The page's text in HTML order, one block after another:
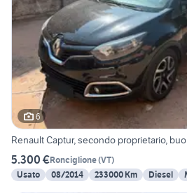
6
Renault Captur, secondo proprietario,
5.300 €Ronciglione(VT)
Usato
08/2014 233000 Km Diesel